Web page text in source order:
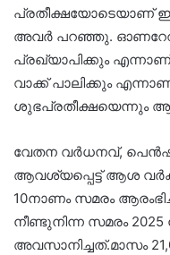
പ്രതീക്ഷയോടെയാണ്
അവർ പറഞ്ഞു.
പ്രഖ്യാപിക്കും
വാക്ക് പാലിക്കും
ശുഭപ്രതീക്ഷയെന്നും
വേതന വർധനവ്,
ആവശ്യപ്പെട്ട് ആശ
10നാണം സമരം
നീണ്ടുനിന്ന സമരം
അവസാനിച്ചത്.മാസം